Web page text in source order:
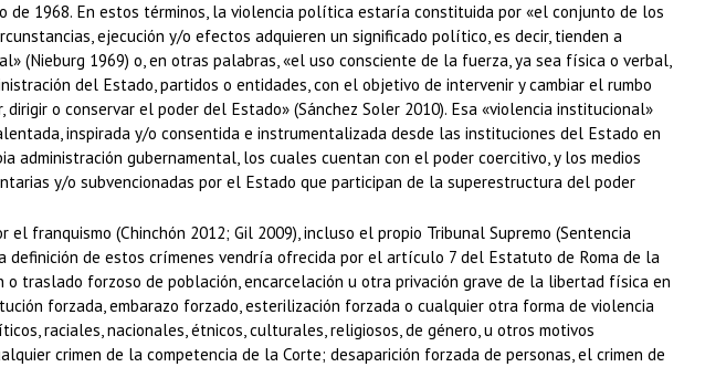
de 1968. En estos términos, la violencia política estaría constituida por «el conjunto de los
ejecución y/o efectos adquieren un significado político, es decir, tienden a
(Nieburg 1969) o, en otras palabras, «el uso consciente de la fuerza, ya sea física o verbal,
del Estado, partidos o entidades, con el objetivo de intervenir y cambiar el rumbo
o conservar el poder del Estado» (Sánchez Soler 2010). Esa «violencia institucional»
inspirada y/o consentida e instrumentalizada desde las instituciones del Estado en
gubernamental, los cuales cuentan con el poder coercitivo, y los medios
y/o subvencionadas por el Estado que participan de la superestructura del poder
franquismo (Chinchón 2012; Gil 2009), incluso el propio Tribunal Supremo (Sentencia
definición de estos crímenes vendría ofrecida por el artículo 7 del Estatuto de Roma de la
traslado forzoso de población, encarcelación u otra privación grave de la libertad física en
forzada, embarazo forzado, esterilización forzada o cualquier otra forma de violencia
raciales, nacionales, étnicos, culturales, religiosos, de género, u otros motivos
crimen de la competencia de la Corte; desaparición forzada de personas, el crimen de